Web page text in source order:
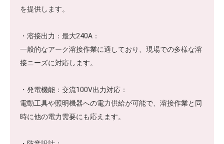
を提供します。
・溶接出力：最大240A：
一般的なアーク溶接作業に適しており、現場での多様な溶
接ニーズに対応します。
・発電機能：交流100V出力対応：
電動工具や照明機器への電力供給が可能で、溶接作業と同
時に他の電力需要にも応えます。